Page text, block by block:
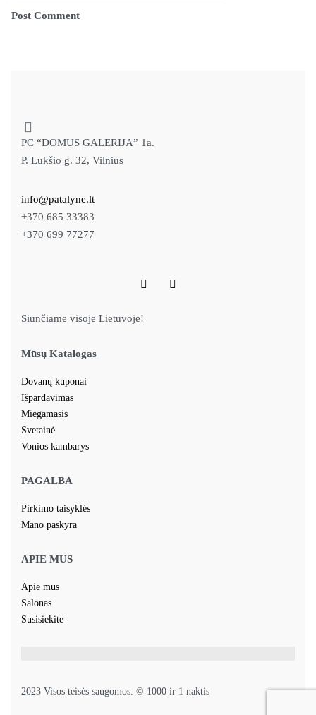
PC “DOMUS GALERIJA” 1a.
P. Lukšio g. 32, Vilnius
info@patalyne.lt
+370 685 33383
+370 699 77277
Siunčiame visoje Lietuvoje!
Mūsų Katalogas
Dovanų kuponai
Išpardavimas
Miegamasis
Svetainė
Vonios kambarys
PAGALBA
Pirkimo taisyklės
Mano paskyra
APIE MUS
Apie mus
Salonas
Susisiekite
2023 Visos teisės saugomos. © 1000 ir 1 naktis